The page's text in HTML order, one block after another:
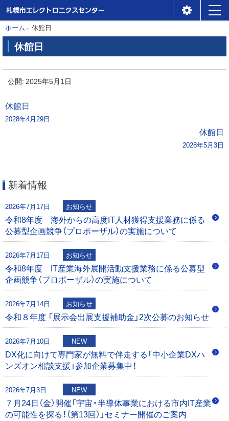
本
へ
札幌市エレクトロニクスセ
ンター
ニ
ュ
ー
現
在
位
置
の
階
層
ホーム 休館日
休館日
休
館
日
公開:2025年5月1日
投
ー
シ
ョ
ン
休館日
2028年4月29日
休館日
2028年5月3日
新着情報
2026年7月17日 お知らせ
令和8年度 海外からの高度IT人材獲得支援業務に係る
公募型企画競争（プロポーザル）の実施について
2026年7月17日 お知らせ
令和8年度 IT産業海外展開活動支援業務に係る公募型
企画競争（プロポーザル）の実施について
2026年7月14日 お知らせ
令和８年度 「展示会出展支援補助金」2次公募のお知らせ
2026年7月10日 NEW
DX化に向けて専門家が無料で伴走する「中小企業DXハ
ンズオン相談支援」参加企業募集中！
2026年7月3日 NEW
７月24日（金）開催「宇宙・半導体事業における市内IT産業
の可能性を探る！（第13回）」セミナー開催のご案内